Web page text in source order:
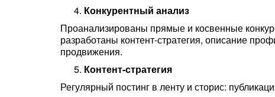
Конкурентный анализ
Проанализированы прямые и косвенные
разработаны контент-стратегия, описание
продвижения.
Контент-стратегия
Регулярный постинг в ленту и сторис: